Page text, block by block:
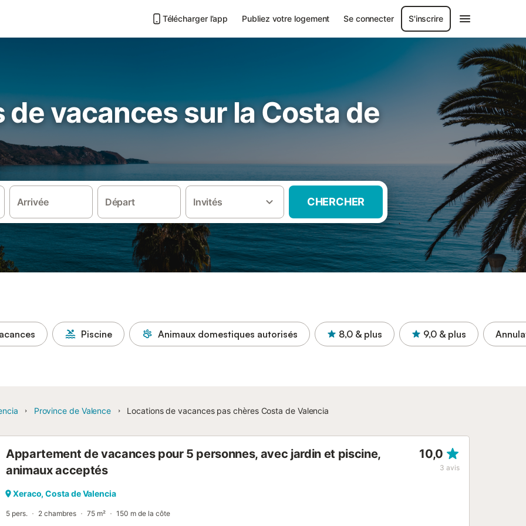
Télécharger l’app Publiez votre logement Se connecter S'inscrire
vacances sur la Costa de
Arrivée Départ Invités CHERCHER
Piscine Animaux domestiques autorisés 8,0 & plus 9,0 & plus
Province de Valence Locations de vacances pas chères Costa de Valencia
Appartement de vacances pour 5 personnes, avec jardin et piscine,
animaux acceptés
10,0
3 avis
Xeraco, Costa de Valencia
5 pers. 2 chambres 75 m² 150 m de la côte